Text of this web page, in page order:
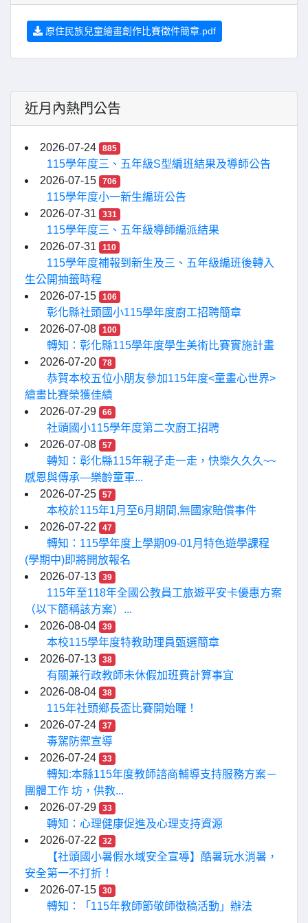
原住民族兒童繪畫創作比賽徵件簡章.pdf
近月內熱門公告
2026-07-24 885
115學年度三、五年級S型編班結果及導師公告
2026-07-15
706
115學年度小一新生編班公告
2026-07-31
331
115學年度三、五年級導師編派結果
2026-07-31
110
115學年度補報到新生及三、五年級編班後轉入
生公開抽籤時程
2026-07-15
106
彰化縣社頭國小115學年度廚工招聘簡章
2026-07-08
100
轉知：彰化縣115學年度學生美術比賽實施計畫
2026-07-20
78
恭賀本校五位小朋友參加115年度<童畫心世界>
繪畫比賽榮獲佳績
2026-07-29
66
社頭國小115學年度第二次廚工招聘
2026-07-08
57
轉知：彰化縣115年親子走一走，快樂久久久~~
感恩與傳承—樂齡童軍...
2026-07-25
57
本校於115年1月至6月期間,無國家賠償事件
2026-07-22
47
轉知：115學年度上學期09-01月特色遊學課程
(學期中)即將開放報名
2026-07-13
39
115年至118年全國公教員工旅遊平安卡優惠方案
（以下簡稱該方案）...
2026-08-04
39
本校115學年度特教助理員甄選簡章
2026-07-13
38
有關兼行政教師未休假加班費計算事宜
2026-08-04
38
115年社頭鄉長盃比賽開始囉！
2026-07-24
37
毒駕防禦宣導
2026-07-24
33
轉知:本縣115年度教師諮商輔導支持服務方案－
團體工作 坊，供教...
2026-07-29
33
轉知：心理健康促進及心理支持資源
2026-07-22
32
【社頭國小暑假水域安全宣導】酷暑玩水消暑，
安全第一不打折！
2026-07-15
30
轉知：「115年教師節敬師徵稿活動」辦法